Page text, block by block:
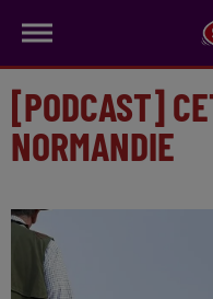
[PODCAST]
NORMANDIE